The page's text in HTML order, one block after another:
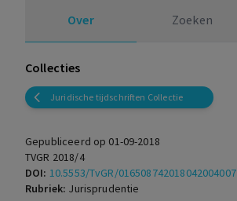
Over Zoeken
Collecties
Juridische tijdschriften Collectie
Gepubliceerd op 01-09-2018
TVGR 2018/4
DOI: 10.5553/TvGR/016508742018042004007
Rubriek: Jurisprudentie